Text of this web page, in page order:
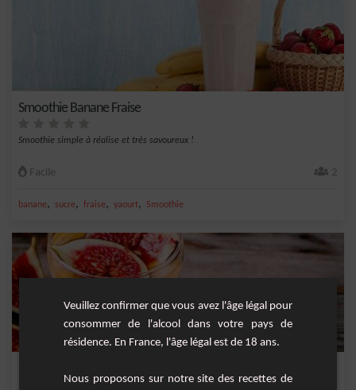
Smoothie Banane Fraise
Smoothie simple à réalise et très savoureux !
Facile 2
banane, sucre, fraise, yaourt, Smoothie
Veuillez confirmer que vous avez l'âge légal pour
consommer de l'alcool dans votre pays de
résidence. En France, l'âge légal est de 18 ans.
Nous proposons sur notre site des recettes de